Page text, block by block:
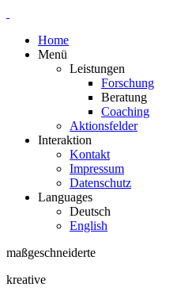
Home
Menü
Leistungen
Forschung
Beratung
Coaching
Aktionsfelder
Interaktion
Kontakt
Impressum
Datenschutz
Languages
Deutsch
English
maßgeschneiderte
kreative